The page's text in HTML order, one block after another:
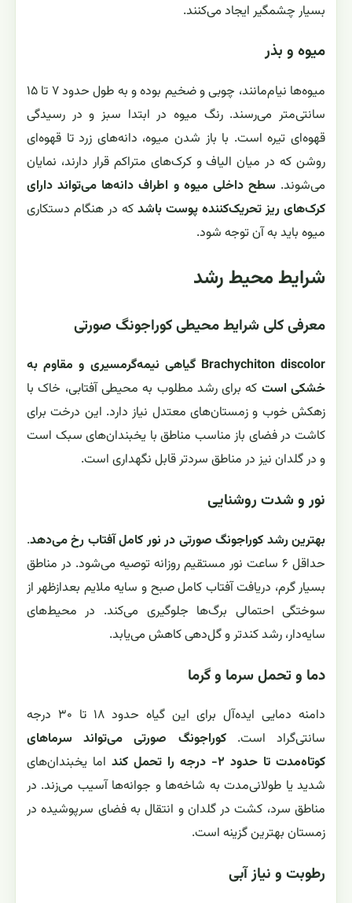
بسیار چشمگیر ایجاد می‌کنند.
میوه و بذر
میوه‌ها نیام‌مانند، چوبی و ضخیم بوده و به طول حدود ۷ تا ۱۵
سانتی‌متر می‌رسند. رنگ میوه در ابتدا سبز و در رسیدگی
قهوه‌ای تیره است. با باز شدن میوه، دانه‌های زرد تا قهوه‌ای
روشن که در میان الیاف و کرک‌های متراکم قرار دارند، نمایان
می‌شوند. سطح داخلی میوه و اطراف دانه‌ها می‌تواند دارای
کرک‌های ریز تحریک‌کننده پوست باشدکه در هنگام دستکاری
میوه باید به آن توجه شود.
شرایط محیط رشد
معرفی کلی شرایط محیطی کوراجونگ صورتی
Brachychiton discolor گیاهی نیمه‌گرمسیری و مقاوم به
خشکی است که برای رشد مطلوب به محیطی آفتابی، خاک با
زهکش خوب و زمستان‌های معتدل نیاز دارد. این درخت برای
کاشت در فضای باز مناسب مناطق با یخبندان‌های سبک است
و در گلدان نیز در مناطق سردتر قابل نگهداری است.
نور و شدت روشنایی
بهترین رشد کوراجونگ صورتی در نور کامل آفتاب رخ می‌دهد.
حداقل ۶ ساعت نور مستقیم روزانه توصیه می‌شود. در مناطق
بسیار گرم، دریافت آفتاب کامل صبح و سایه ملایم بعدازظهر از
سوختگی احتمالی برگ‌ها جلوگیری می‌کند. در محیط‌های
سایه‌دار، رشد کندتر و گل‌دهی کاهش می‌یابد.
دما و تحمل سرما و گرما
دامنه دمایی ایده‌آل برای این گیاه حدود ۱۸ تا ۳۰ درجه
سانتی‌گراد است.کوراجونگ صورتی می‌تواند سرماهای
کوتاه‌مدت تا حدود ۲- درجه را تحمل کند
اما یخبندان‌های
شدید یا طولانی‌مدت به شاخه‌ها و جوانه‌ها آسیب می‌زند. در
مناطق سرد، کشت در گلدان و انتقال به فضای سرپوشیده در
زمستان بهترین گزینه است.
رطوبت و نیاز آبی